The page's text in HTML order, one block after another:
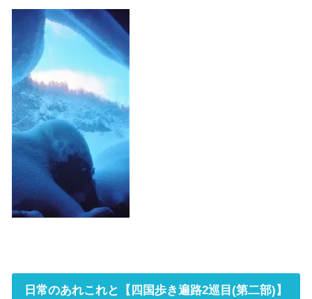
日常のあれこれと【四国歩き遍路2巡目(第二部)】